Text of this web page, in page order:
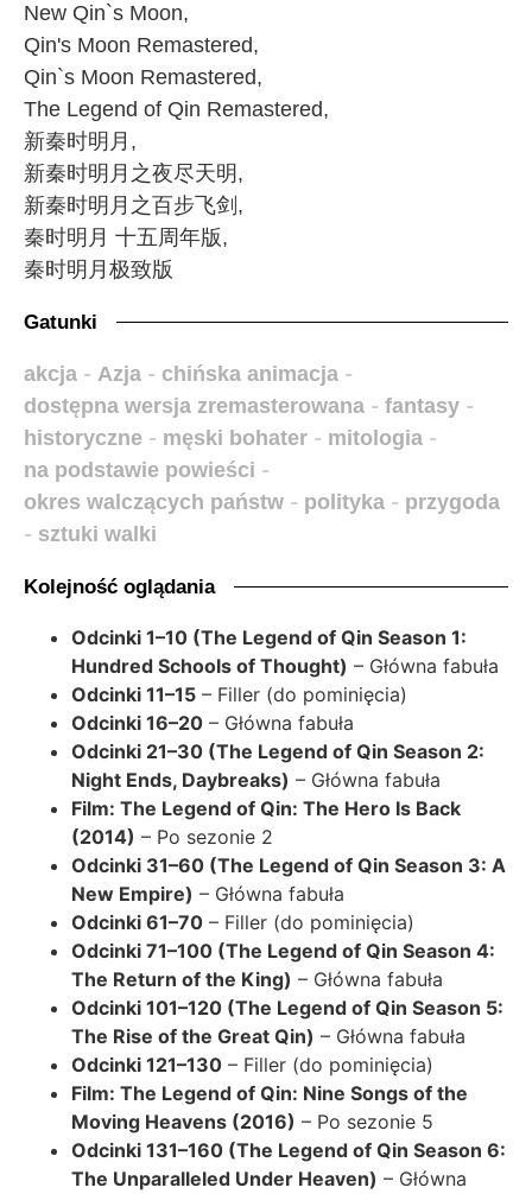
New Qin`s Moon,
Qin's Moon Remastered,
Qin`s Moon Remastered,
The Legend of Qin Remastered,
新秦时明月,
新秦时明月之夜尽天明,
新秦时明月之百步飞剑,
秦时明月 十五周年版,
秦时明月极致版
Gatunki
akcja - Azja - chińska animacja -
dostępna wersja zremasterowana - fantasy -
historyczne - męski bohater - mitologia -
na podstawie powieści -
okres walczących państw - polityka - przygoda
- sztuki walki
Kolejność oglądania
Odcinki 1–10 (The Legend of Qin Season 1:
Hundred Schools of Thought) – Główna fabuła
Odcinki 11–15 – Filler (do pominięcia)
Odcinki 16–20 – Główna fabuła
Odcinki 21–30 (The Legend of Qin Season 2:
Night Ends, Daybreaks) – Główna fabuła
Film: The Legend of Qin: The Hero Is Back
(2014) – Po sezonie 2
Odcinki 31–60 (The Legend of Qin Season 3: A
New Empire) – Główna fabuła
Odcinki 61–70 – Filler (do pominięcia)
Odcinki 71–100 (The Legend of Qin Season 4:
The Return of the King) – Główna fabuła
Odcinki 101–120 (The Legend of Qin Season 5:
The Rise of the Great Qin) – Główna fabuła
Odcinki 121–130 – Filler (do pominięcia)
Film: The Legend of Qin: Nine Songs of the
Moving Heavens (2016) – Po sezonie 5
Odcinki 131–160 (The Legend of Qin Season 6:
The Unparalleled Under Heaven) – Główna